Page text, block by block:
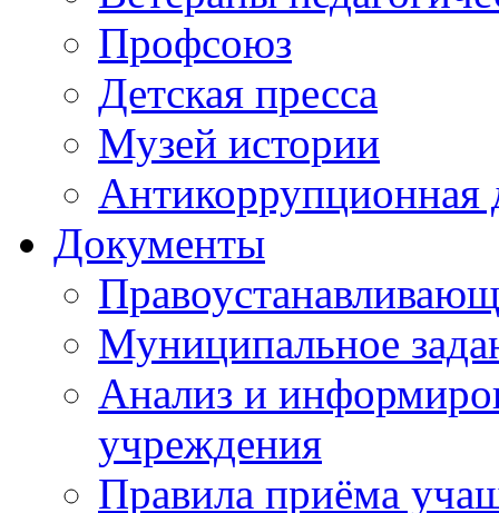
Профсоюз
Детская пресса
Музей истории
Антикоррупционная
Документы
Муниципальное
Анализ и
учреждения
Правила приёма